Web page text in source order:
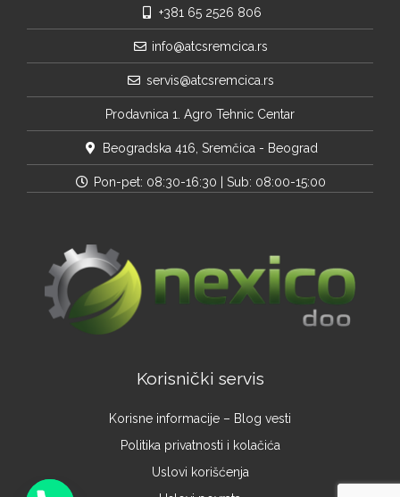
+381 65 2526 806
info@atcsremcica.rs
servis@atcsremcica.rs
Prodavnica 1. Agro Tehnic Centar
Beogradska 416, Sremčica - Beograd
Pon-pet: 08:30-16:30 | Sub: 08:00-15:00
Korisnički servis
Korisne informacije – Blog vesti
Politika privatnosti i kolačića
Uslovi korišćenja